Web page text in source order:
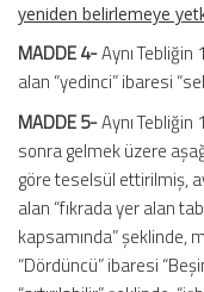
yeniden belirlemeye
MADDE 4-Aynı Tebliğin
alan “yedinci” ibaresi
MADDE 5-Aynı
sonra gelmek üzere
göre teselsül ettirilmiş,
alan “fıkrada yer alan
kapsamında” şeklinde,
“Dördüncü” ibaresi